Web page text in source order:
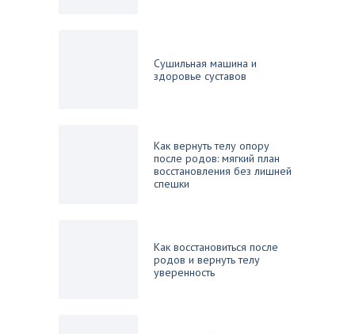
Сушильная машина и
здоровье суставов
Как вернуть телу опору
после родов: мягкий план
восстановления без лишней
спешки
Как восстановиться после
родов и вернуть телу
уверенность